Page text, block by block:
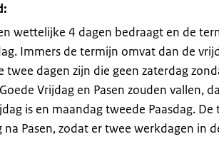
wettelijke 4 dagen bedraagt en de
Immers de termijn omvat dan de
twee dagen zijn die geen zaterdag
Vrijdag en Pasen zouden vallen,
is en maandag tweede Paasdag.
na Pasen, zodat er twee werkdagen in